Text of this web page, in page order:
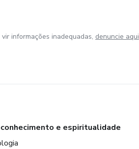
informações inadequadas, denuncie aqui
e espiritualidade